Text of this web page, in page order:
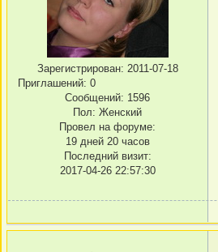
Зарегистрирован: 2011-07-18
Приглашений: 0
Сообщений: 1596
Пол: Женский
Провел на форуме:
19 дней 20 часов
Последний визит:
2017-04-26 22:57:30